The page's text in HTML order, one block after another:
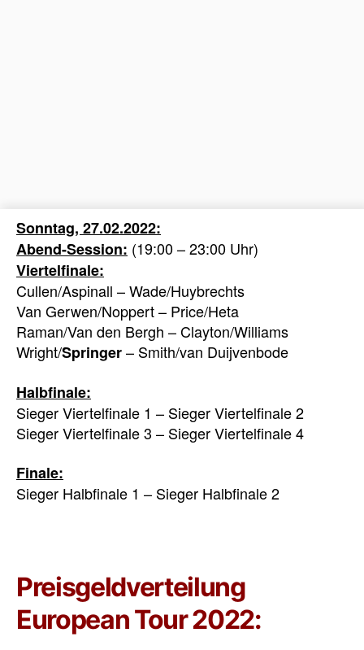
Sonntag, 27.02.2022:
Abend-Session: (19:00 – 23:00 Uhr)
Viertelfinale:
Cullen/Aspinall – Wade/Huybrechts
Van Gerwen/Noppert – Price/Heta
Raman/Van den Bergh – Clayton/Williams
Wright/Springer– Smith/van Duijvenbode
Halbfinale:
Sieger Viertelfinale 1 – Sieger Viertelfinale 2
Sieger Viertelfinale 3 – Sieger Viertelfinale 4
Finale:
Sieger Halbfinale 1 – Sieger Halbfinale 2
Preisgeldverteilung
European Tour 2022: